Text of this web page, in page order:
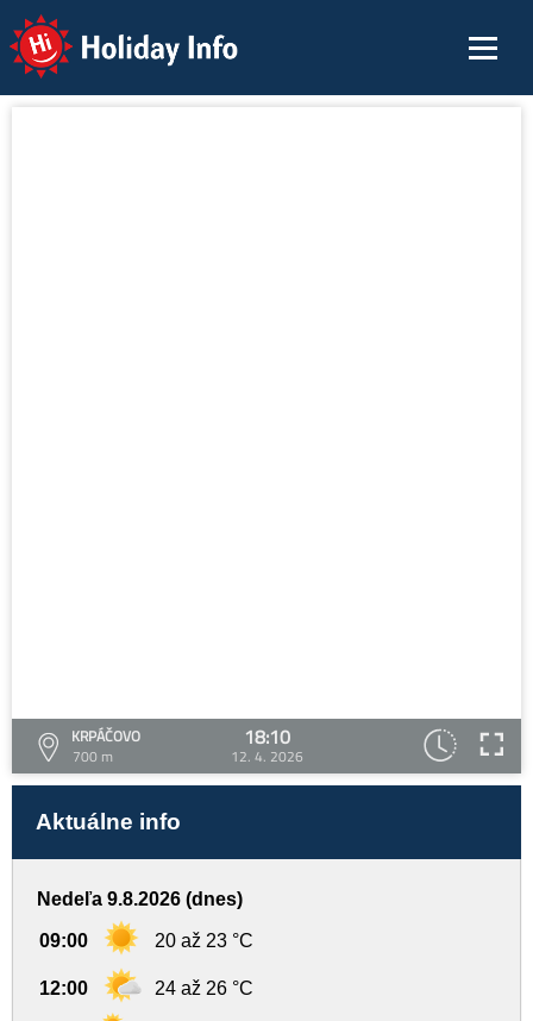
Holiday Info
KRPÁČOVO
700 m
18:10
12. 4. 2026
Aktuálne info
Nedeľa 9.8.2026 (dnes)
09:00 20 až 23 °C
12:00 24 až 26 °C